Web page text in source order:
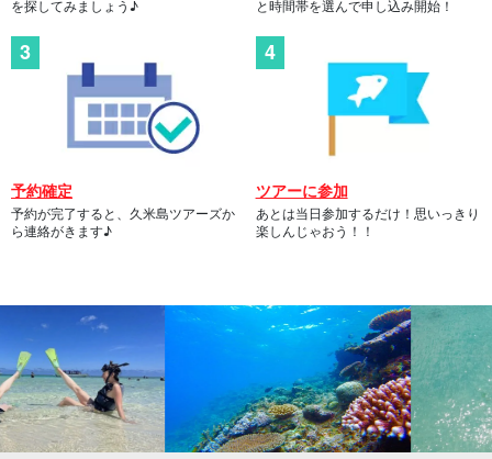
を探してみましょう♪
と時間帯を選んで申し込み開始！
予約確定
予約が完了すると、久米島ツアーズか
ら連絡がきます♪
ツアーに参加
あとは当日参加するだけ！思いっきり
楽しんじゃおう！！